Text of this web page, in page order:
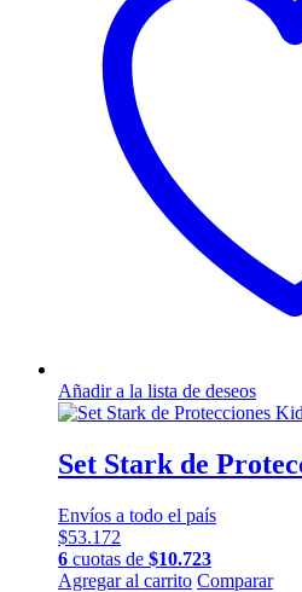
Añadir a la lista de deseos
Set Stark de
Envíos a todo el país
$53.172
6 cuotas de $10.723
Agregar al carrito Este
Comparar